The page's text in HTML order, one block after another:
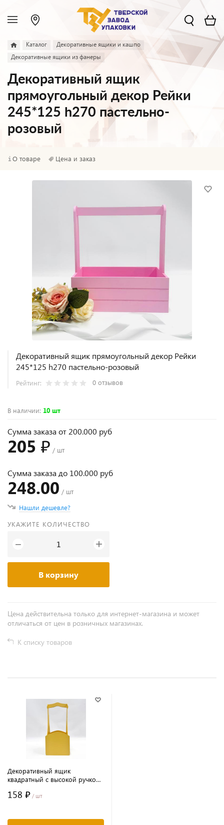
Каталог
Декоративные ящики и кашпо
Декоративные ящики из фанеры
Декоративный ящик
прямоугольный декор Рейки
245*125 h270 пастельно-
розовый
О товаре Цена и заказ
Декоративный ящик прямоугольный декор Рейки
245*125 h270 пастельно-розовый
Рейтинг: 0 отзывов
В наличии: 10 шт
Сумма заказа от 200.000 руб
205 ₽ / шт
Сумма заказа до 100.000 руб
248.00 / шт
Нашли дешевле?
УКАЖИТЕ КОЛИЧЕСТВО
− +
В корзину
Цена действительна только для интернет-магазина и может
отличаться от цен в розничных магазинах.
К списку товаров
Декоративный ящик
квадратный с высокой ручкой
158 ₽ / шт